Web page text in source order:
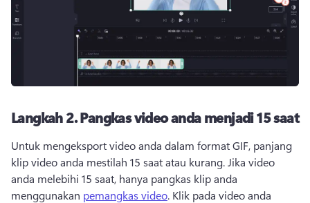
Langkah 2.Pangkas video anda menjadi 15 saat
Untuk mengeksport video anda dalam format GIF, panjang
klip video anda mestilah 15 saat atau kurang. Jika video
anda melebihi 15 saat, hanya pangkas klip anda
menggunakan pemangkas video. Klik pada video anda